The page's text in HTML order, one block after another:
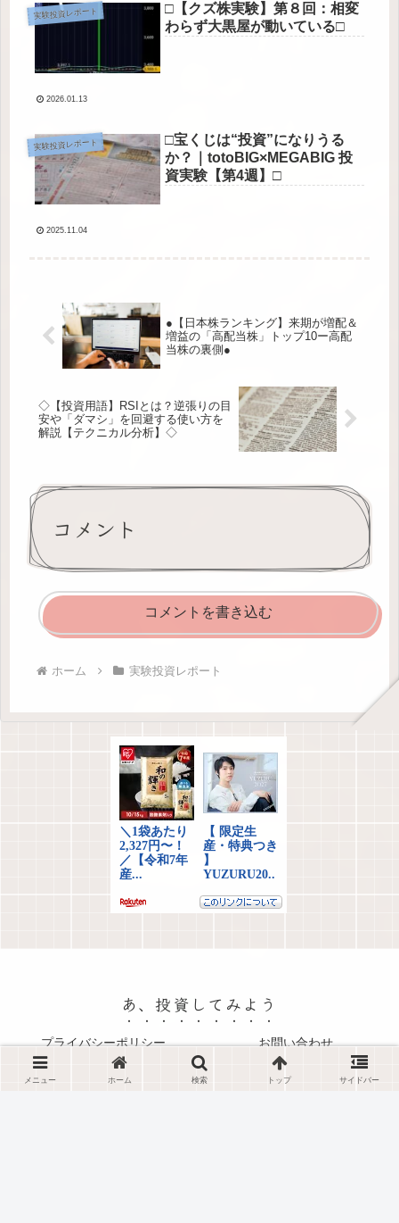
実験投資レポート
□【クズ株実験】第８回：相変
わらず大黒屋が動いている□
2026.01.13
実験投資レポート
□宝くじは“投資”になりうる
か？｜totoBIG×MEGABIG 投
資実験【第4週】□
2025.11.04
●【日本株ランキング】来期が増配＆
増益の「高配当株」トップ10ー高配
当株の裏側●
◇【投資用語】RSIとは？逆張りの目
安や「ダマシ」を回避する使い方を
解説【テクニカル分析】◇
コメント
コメントを書き込む
ホーム 実験投資レポート
あ、投資してみよう
プライバシーポリシー お問い合わせ
© 2025 あ、投資してみよう.
メニュー ホーム 検索 トップ サイドバー